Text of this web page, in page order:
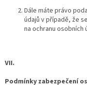
Dále máte právo
údajů v případě, že
na ochranu osobních
VII.
Podmínky zabezpečení